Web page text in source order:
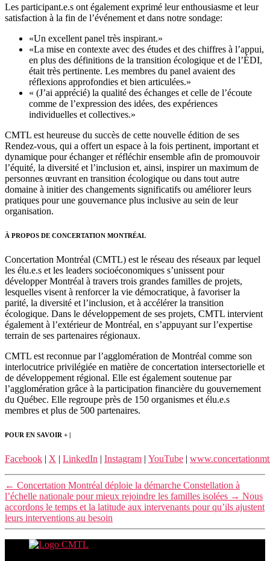
Les participant.e.s ont également exprimé leur enthousiasme et leur
satisfaction à la fin de l’événement et dans notre sondage:
«Un excellent panel très inspirant.»
«La mise en contexte avec des études et des chiffres à l’appui,
en plus des définitions de la transition écologique et de l’ÉDI,
était très pertinente. Les membres du panel avaient des
réflexions approfondies et bien articulées.»
« (J’ai apprécié) la qualité des échanges et celle de l’écoute
comme de l’expression des idées, des expériences
individuelles et collectives.»
CMTL est heureuse du succès de cette nouvelle édition de ses
Rendez-vous, qui a offert un espace à la fois pertinent, important et
dynamique pour échanger et réfléchir ensemble afin de promouvoir
l’équité, la diversité et l’inclusion et, ainsi, inspirer un maximum de
personnes œuvrant en transition écologique ou dans tout autre
domaine à initier des changements significatifs ou améliorer leurs
pratiques pour une gouvernance plus inclusive au sein de leur
organisation.
À PROPOS DE CONCERTATION MONTRÉAL
Concertation Montréal (CMTL) est le réseau des réseaux par lequel
les élu.e.s et les leaders socioéconomiques s’unissent pour
développer Montréal à travers trois grandes familles de projets,
lesquelles visent à renforcer la vie démocratique, à favoriser la
parité, la diversité et l’inclusion, et à accélérer la transition
écologique. Dans le développement de ses projets, CMTL intervient
également à l’extérieur de Montréal, en s’appuyant sur l’expertise
terrain de ses partenaires régionaux.
CMTL est reconnue par l’agglomération de Montréal comme son
interlocutrice privilégiée en matière de concertation intersectorielle et
de développement régional. Elle est également soutenue par
l’agglomération grâce à la participation financière du gouvernement
du Québec. Elle regroupe près de 150 organismes et élu.e.s
membres et plus de 500 partenaires.
POUR EN SAVOIR + |
Facebook | X | LinkedIn | Instagram | YouTube |
← Concertation Montréal déploie la démarche Constellation à
l’échelle nationale pour mieux rejoindre les familles isolées → Nous
accordons le temps et la latitude aux intervenants pour qu’ils ajustent
leurs interventions au besoin